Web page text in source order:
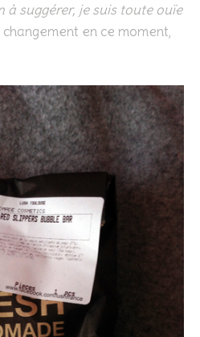
suggérer, je suis toute ouïe
en ce moment,